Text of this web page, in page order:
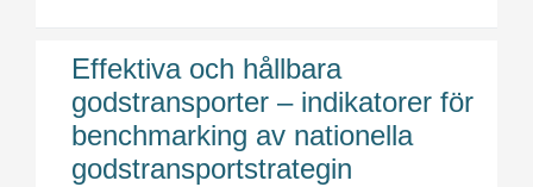
Effektiva och hållbara
godstransporter – indikatorer för
benchmarking av nationella
godstransportstrategin